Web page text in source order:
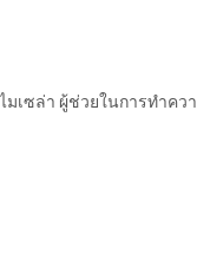
มเซล่า ผู้ช่วยในการทำคว